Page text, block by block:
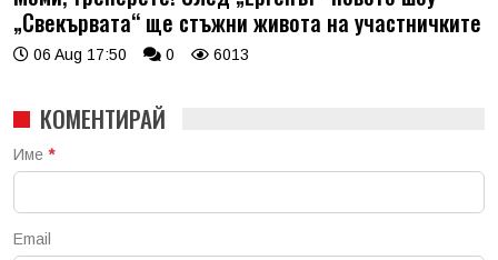
„Свекървата“ ще стъжни живота на участничките
06 Aug 17:50 0 6013
КОМЕНТИРАЙ
Име *
Email